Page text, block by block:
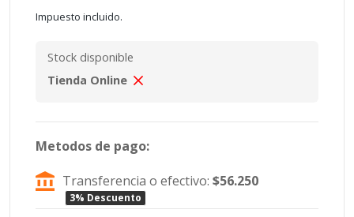
Impuesto incluido.
Stock disponible
Tienda Online
Metodos de pago:
Transferencia o efectivo:$56.250
3% Descuento